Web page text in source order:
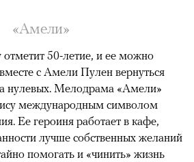
«Амели»
отметит 50-летие, и ее можно
с Амели Пулен вернуться
нулевых. Мелодрама «Амели»
международным символом
Ее героиня работает в кафе,
лучше собственных желаний
помогать и «чинить» жизнь